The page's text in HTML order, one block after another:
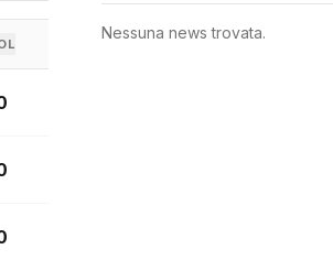
Nessuna news trovata.